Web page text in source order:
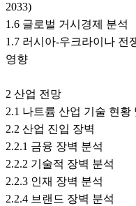
2033)
1.6 글로벌 거시경제 분석
1.7 러시아-우크라이나 전
영향
2 산업 전망
2.1 나트륨 산업 기술 현황
2.2 산업 진입 장벽
2.2.1 금융 장벽 분석
2.2.2 기술적 장벽 분석
2.2.3 인재 장벽 분석
2.2.4 브랜드 장벽 분석